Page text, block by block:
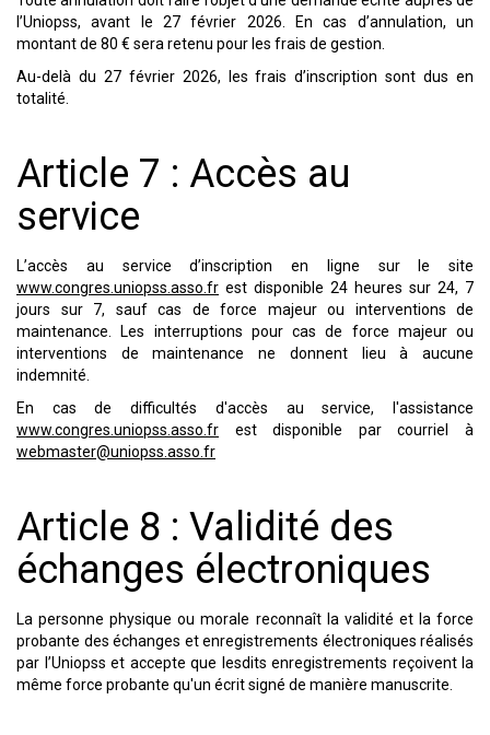
l’Uniopss, avant le 27 février 2026. En cas d’annulation, un
montant de 80 € sera retenu pour les frais de gestion.
Au-delà du 27 février 2026, les frais d’inscription sont dus en
totalité.
Article 7 : Accès au
service
L’accès au service d’inscription en ligne sur le site
www.congres.uniopss.asso.fr est disponible 24 heures sur 24, 7
jours sur 7, sauf cas de force majeur ou interventions de
maintenance. Les interruptions pour cas de force majeur ou
interventions de maintenance ne donnent lieu à aucune
indemnité.
En cas de difficultés d'accès au service, l'assistance
www.congres.uniopss.asso.fr est disponible par courriel à
webmaster@uniopss.asso.fr
Article 8 : Validité des
échanges électroniques
La personne physique ou morale reconnaît la validité et la force
probante des échanges et enregistrements électroniques réalisés
par l’Uniopss et accepte que lesdits enregistrements reçoivent la
même force probante qu'un écrit signé de manière manuscrite.